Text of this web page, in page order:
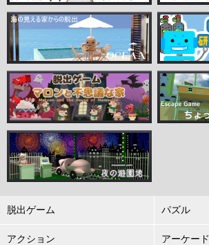
脱出ゲーム パズル
アクション アーケード